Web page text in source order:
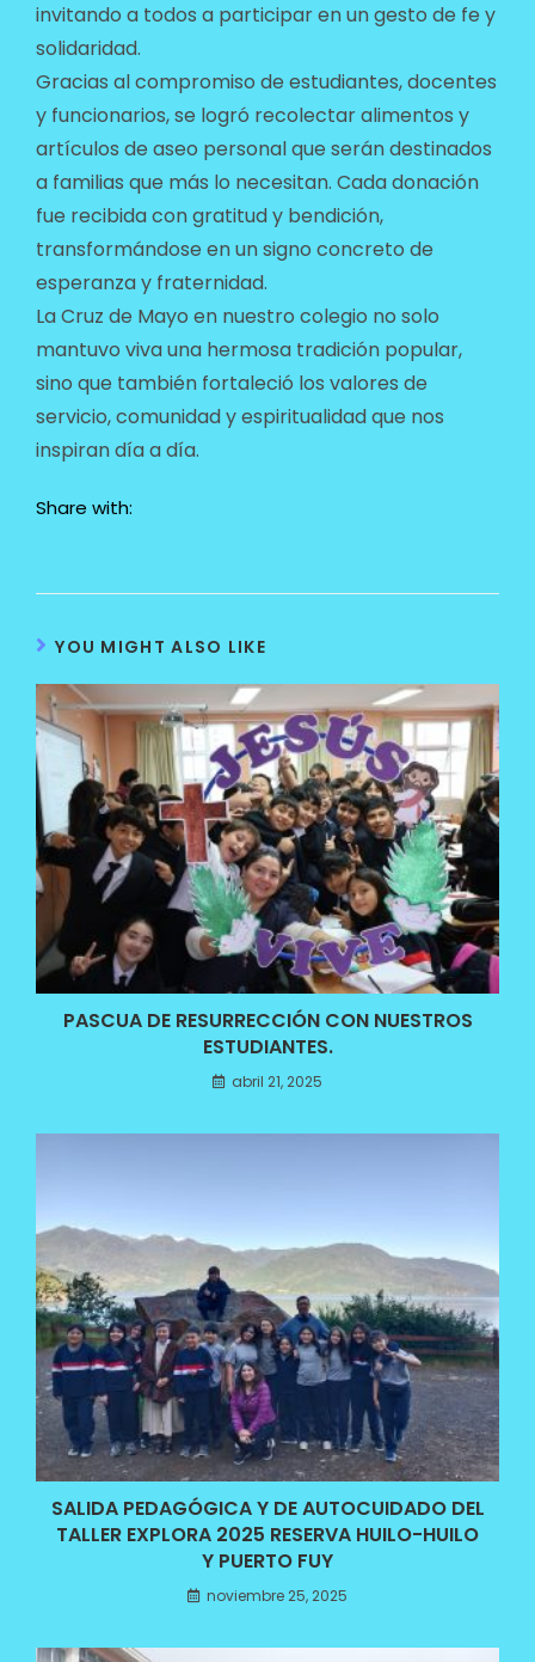
invitando a todos a participar en un gesto de fe y
solidaridad.
Gracias al compromiso de estudiantes, docentes
y funcionarios, se logró recolectar alimentos y
artículos de aseo personal que serán destinados
a familias que más lo necesitan. Cada donación
fue recibida con gratitud y bendición,
transformándose en un signo concreto de
esperanza y fraternidad.
La Cruz de Mayo en nuestro colegio no solo
mantuvo viva una hermosa tradición popular,
sino que también fortaleció los valores de
servicio, comunidad y espiritualidad que nos
inspiran día a día.
Share with:
YOU MIGHT ALSO LIKE
PASCUA DE RESURRECCIÓN CON NUESTROS
ESTUDIANTES.
abril 21, 2025
SALIDA PEDAGÓGICA Y DE AUTOCUIDADO DEL
TALLER EXPLORA 2025 RESERVA HUILO-HUILO
Y PUERTO FUY
noviembre 25, 2025